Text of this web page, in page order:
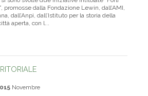
promosse dalla Fondazione Lewin, dall’AMI,
dall’Anpi, dall’Istituto per la storia della
aperta, con l...
Novembre